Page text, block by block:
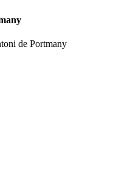
de Portmany